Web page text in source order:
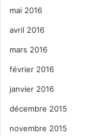
mai 2016
avril 2016
mars 2016
février 2016
janvier 2016
décembre 2015
novembre 2015